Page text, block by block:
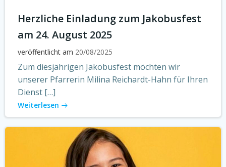
Herzliche Einladung zum Jakobusfest
am 24. August 2025
veröffentlicht am 20/08/2025
Zum diesjährigen Jakobusfest möchten wir
unserer Pfarrerin Milina Reichardt-Hahn für Ihren
Dienst […]
Weiterlesen